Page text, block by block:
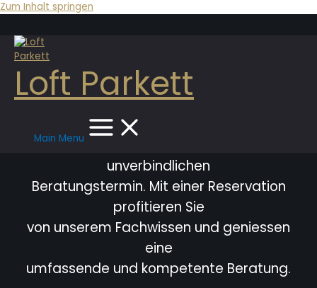
Zum Inhalt springen
Loft Parkett
Main Menu
Bitte vereinbaren Sie immer einen
unverbindlichen
Beratungstermin. Mit einer Reservation
profitieren Sie
von unserem Fachwissen und geniessen
eine
umfassende und kompetente Beratung.